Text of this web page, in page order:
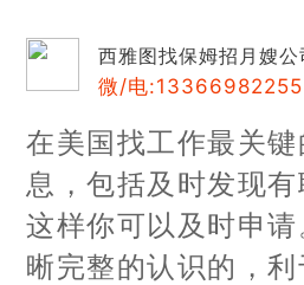
西雅图找保姆招月嫂公
微/电:13366982255
在美国找工作最关
息，包括及时发现有
这样你可以及时申
晰完整的认识的，利